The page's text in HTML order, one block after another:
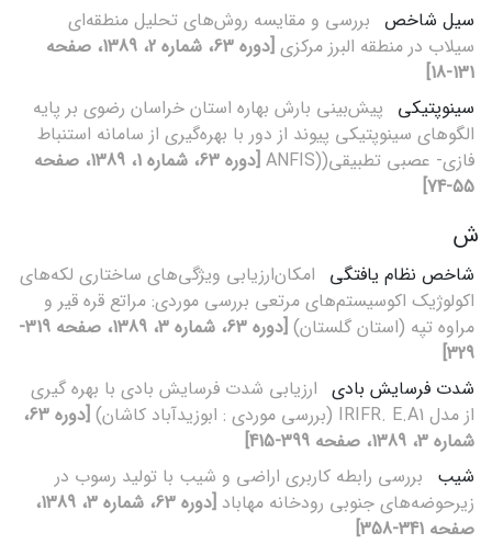
سیل شاخص بررسی و مقایسه روش‌های تحلیل منطقه‌ای
سیلاب در منطقه البرز مرکزی
[دوره 63، شماره 2، 1389، صفحه
131-18]
سینوپتیکی پیش‌بینی بارش بهاره استان خراسان رضوی بر پایه
الگوهای سینوپتیکی پیوند از دور با بهره‌گیری از سامانه استنباط
فازی- عصبی تطبیقی((ANFIS
[دوره 63، شماره 1، 1389، صفحه
55-74]
ش
شاخص نظام یافتگی امکان‌ارزیابی ویژگی‌های ساختاری لکه‌های
اکولوژیک اکوسیستم‌های مرتعی بررسی موردی: مراتع قره قیر و
مراوه تپه (استان گلستان)
[دوره 63، شماره 3، 1389، صفحه 319-
329]
شدت فرسایش بادی ارزیابی شدت فرسایش بادی با بهره گیری
از مدل IRIFR. E.A1 (بررسی موردی : ابوزیدآباد کاشان)
[دوره 63،
شماره 3، 1389، صفحه 399-415]
شیب بررسی رابطه کاربری اراضی و شیب با تولید رسوب در
زیرحوضه‌های جنوبی رودخانه مهاباد
[دوره 63، شماره 3، 1389،
صفحه 341-358]